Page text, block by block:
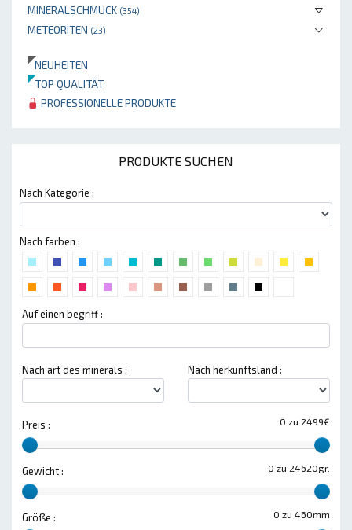
MINERALSCHMUCK (354)
METEORITEN (23)
NEUHEITEN
TOP QUALITÄT
PROFESSIONELLE PRODUKTE
PRODUKTE SUCHEN
Nach Kategorie :
Nach farben :
Auf einen begriff :
Nach art des minerals : Nach herkunftsland :
0 zu 2499€
Preis :
0 zu 24620gr.
Gewicht :
0 zu 460mm
Größe :